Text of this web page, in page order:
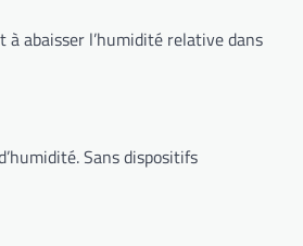
abaisser l’humidité relative dans
Sans dispositifs